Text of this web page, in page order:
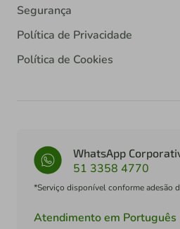
Segurança
Política de Privacidade
Política de Cookies
WhatsApp
51 3358 4770
*Serviço disponível conforme adesão
Atendimento em Português